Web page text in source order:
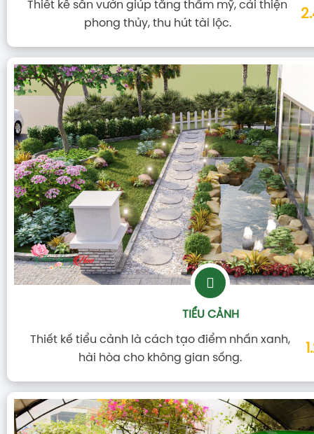
Thiết kế sân vườn giúp tăng thẩm mỹ, cải thiện
phong thủy, thu hút tài lộc.
TIỂU CẢNH
Thiết kế tiểu cảnh là cách tạo điểm nhấn xanh,
hài hòa cho không gian sống.